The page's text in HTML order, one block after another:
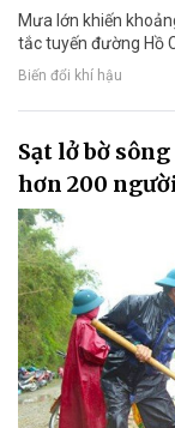
Mưa lớn khiến
tắc tuyến đường Hồ
Biến đổi khí hậu
Sạt lở bờ
hơn 200